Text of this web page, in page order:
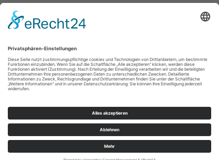
Datenschutzerklärung Impressum Meißen Großenhain
© Kirchenbezirk Meißen 2026